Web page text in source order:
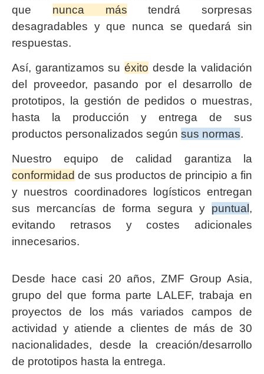
que nunca más tendrá sorpresas
desagradables y que nunca se quedará sin
respuestas.
Así, garantizamos su éxito desde la validación
del proveedor, pasando por el desarrollo de
prototipos, la gestión de pedidos o muestras,
hasta la producción y entrega de sus
productos personalizados según sus normas.
Nuestro equipo de calidad garantiza la
conformidad de sus productos de principio a fin
y nuestros coordinadores logísticos entregan
sus mercancías de forma segura y puntual ,
evitando retrasos y costes adicionales
innecesarios.
Desde hace casi 20 años, ZMF Group Asia,
grupo del que forma parte LALEF, trabaja en
proyectos de los más variados campos de
actividad y atiende a clientes de más de 30
nacionalidades, desde la creación/desarrollo
de prototipos hasta la entrega.